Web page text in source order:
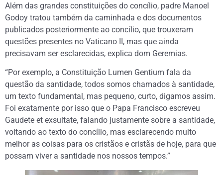
Além das grandes constituições do concílio, padre Manoel
Godoy tratou também da caminhada e dos documentos
publicados posteriormente ao concílio, que trouxeram
questões presentes no Vaticano II, mas que ainda
precisavam ser esclarecidas, explica dom Geremias.
“Por exemplo, a Constituição Lumen Gentium fala da
questão da santidade, todos somos chamados à santidade,
um texto fundamental, mas pequeno, curto, digamos assim.
Foi exatamente por isso que o Papa Francisco escreveu
Gaudete et exsultate, falando justamente sobre a santidade,
voltando ao texto do concílio, mas esclarecendo muito
melhor as coisas para os cristãos e cristãs de hoje, para que
possam viver a santidade nos nossos tempos.”